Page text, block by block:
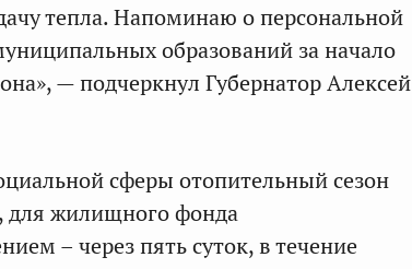
тепла. Напоминаю о персональной
образований за начало
— подчеркнул Губернатор Алексей
сферы отопительный сезон
для жилищного фонда
– через пять суток, в течение